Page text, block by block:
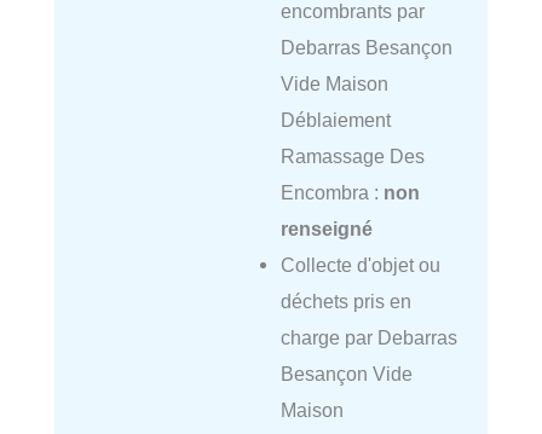
encombrants par
Debarras Besançon
Vide Maison
Déblaiement
Ramassage Des
Encombra : non
renseigné
Collecte d'objet ou
déchets pris en
charge par Debarras
Besançon Vide
Maison